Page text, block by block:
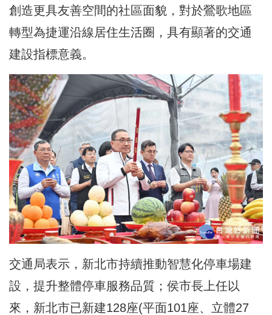
創造更具友善空間的社區面貌，對於鶯歌地區
轉型為捷運沿線居住生活圈，具有顯著的交通
建設指標意義。
交通局表示，新北市持續推動智慧化停車場建
設，提升整體停車服務品質；侯市長上任以
來，新北市已新建128座(平面101座、立體27